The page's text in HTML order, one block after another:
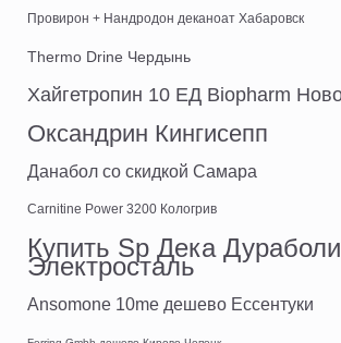
Провирон + Нандродон деканоат Хабаровск
Thermo Drine Чердынь
Хайгетропин 10 ЕД Biopharm
Оксандрин Кингисепп
Данабол со скидкой Самара
Carnitine Power 3200 Кологрив
Купить Sp Дека
Электросталь
Ansomone 10me дешево Ессентуки